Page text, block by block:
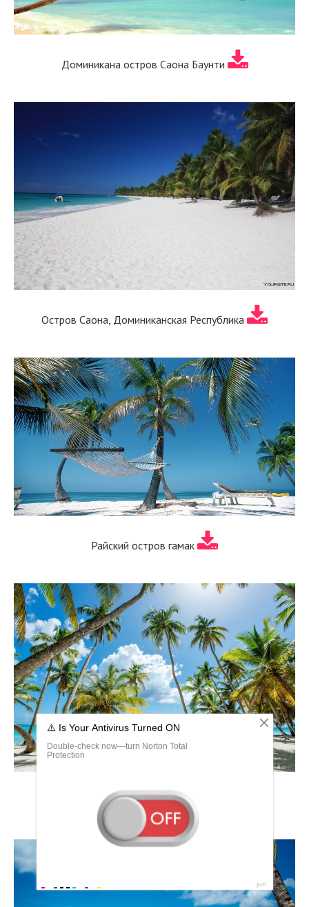
Доминикана остров Саона Баунти
Остров Саона, Доминиканская Республика
Райский остров гамак
Остров Баунти в Тайланде